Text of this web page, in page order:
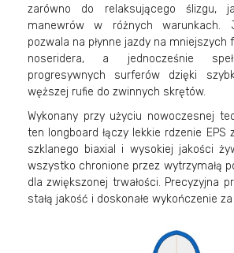
zarówno do relaksującego ślizgu,
manewrów w różnych warunkach.
pozwala na płynne jazdy na mniejszych
noseridera, a jednocześnie
progresywnych surferów dzięki
węższej rufie do zwinnych skrętów.
Wykonany przy użyciu nowoczesnej
ten longboard łączy lekkie rdzenie EPS
szklanego biaxial i wysokiej jakości
wszystko chronione przez wytrzymałą
dla zwiększonej trwałości. Precyzyjna
stałą jakość i doskonałe wykończenie